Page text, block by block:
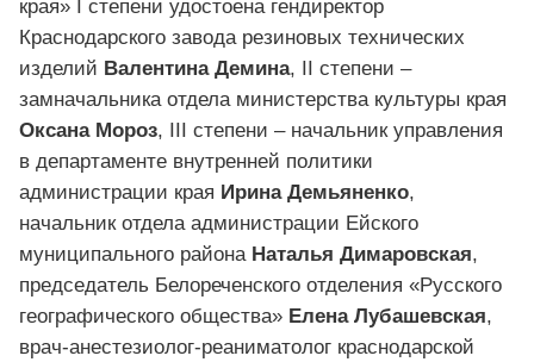
края» I степени удостоена гендиректор
Краснодарского завода резиновых технических
изделий Валентина Демина, II степени –
замначальника отдела министерства культуры края
Оксана Мороз, III степени – начальник управления
в департаменте внутренней политики
администрации края Ирина Демьяненко,
начальник отдела администрации Ейского
муниципального района Наталья Димаровская,
председатель Белореченского отделения «Русского
географического общества» Елена Лубашевская,
врач-анестезиолог-реаниматолог краснодарской